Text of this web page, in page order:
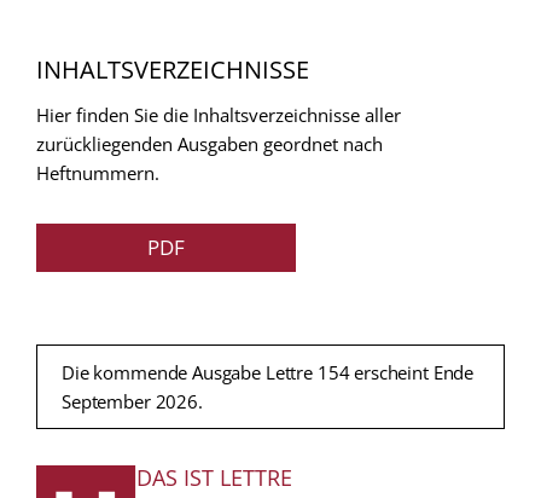
INHALTSVERZEICHNISSE
Hier finden Sie die Inhaltsverzeichnisse aller
zurückliegenden Ausgaben geordnet nach
Heftnummern.
PDF
Die kommende Ausgabe Lettre 154 erscheint Ende
September 2026.
FUSSZEILE
DAS IST LETTRE